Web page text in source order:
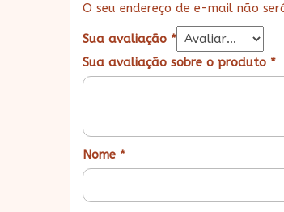
O seu endereço de e-mail não
Sua avaliação *
Sua avaliação sobre o produto *
Nome *